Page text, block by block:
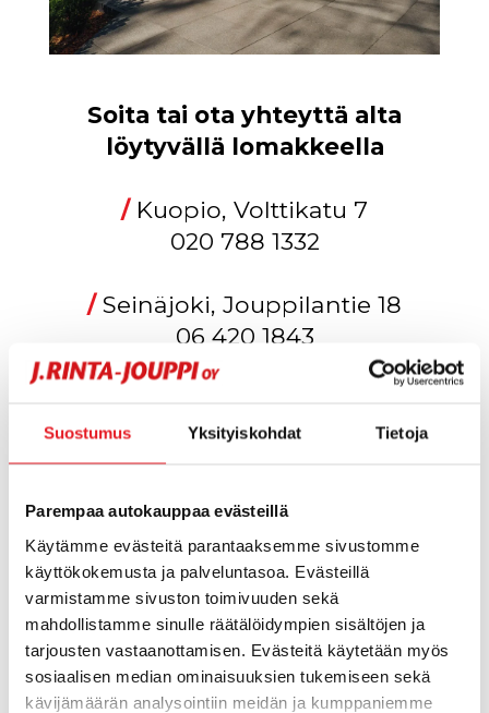
Suostumus Yksityiskohdat Tietoja
Parempaa autokauppaa evästeillä
Käytämme evästeitä parantaaksemme sivustomme
käyttökokemusta ja palveluntasoa. Evästeillä
varmistamme sivuston toimivuuden sekä
mahdollistamme sinulle räätälöidympien sisältöjen ja
tarjousten vastaanottamisen. Evästeitä käytetään myös
sosiaalisen median ominaisuuksien tukemiseen sekä
kävijämäärän analysointiin meidän ja kumppaniemme
Soita tai ota yhteyttä alta
löytyvällä lomakkeella
/ Kuopio, Volttikatu 7
020 788 1332
/Seinäjoki, Jouppilantie 18
06 420 1843
Ota yhteyttä tai kysy lisää!
Etunimi*
Sukunimi